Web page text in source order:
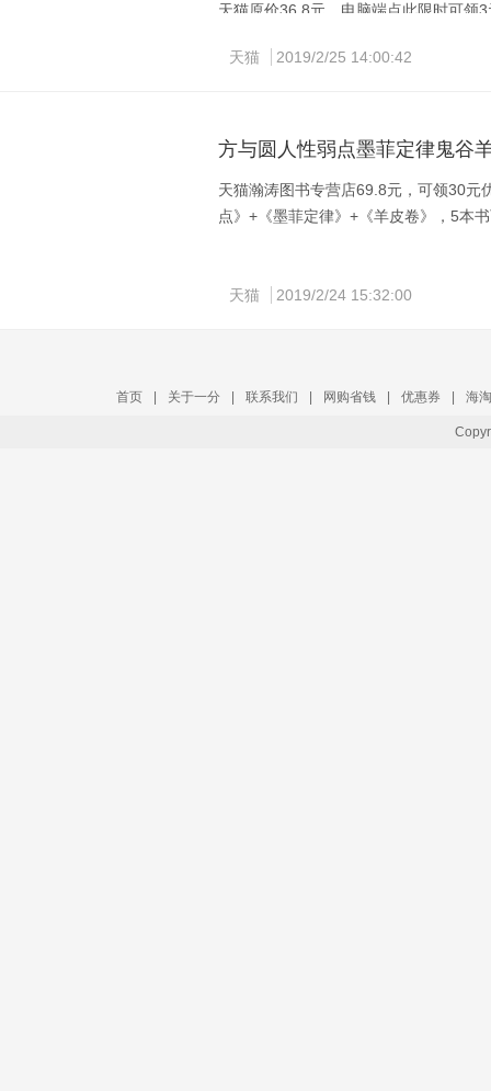
天猫原价36.8元，电脑端点此限时可领
手机端复制标题淘口令，打开手机淘
天猫 2019/2/25 14:00:42
方与圆人性弱点墨菲定律鬼谷
天猫瀚涛图书专营店69.8元，可领30元
点》+《墨菲定律》+《羊皮卷》，5本
参透成功之路，不可不学的精粹。
天猫 2019/2/24 15:32:00
首页 关于一分 联系我们 网购省钱 优惠券 海淘